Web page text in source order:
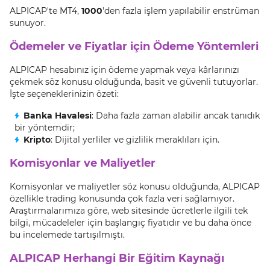
ALPICAP'te MT4, 1000'den fazla işlem yapılabilir enstrüman
sunuyor.
Ödemeler ve Fiyatlar için Ödeme Yöntemleri
ALPICAP hesabınız için ödeme yapmak veya kârlarınızı
çekmek söz konusu olduğunda, basit ve güvenli tutuyorlar.
İşte seçeneklerinizin özeti:
Banka Havalesi: Daha fazla zaman alabilir ancak tanıdık
bir yöntemdir;
Kripto: Dijital yerliler ve gizlilik meraklıları için.
Komisyonlar ve Maliyetler
Komisyonlar ve maliyetler söz konusu olduğunda, ALPICAP
özellikle trading konusunda çok fazla veri sağlamıyor.
Araştırmalarımıza göre, web sitesinde ücretlerle ilgili tek
bilgi, mücadeleler için başlangıç fiyatıdır ve bu daha önce
bu incelemede tartışılmıştı.
ALPICAP Herhangi Bir Eğitim Kaynağı